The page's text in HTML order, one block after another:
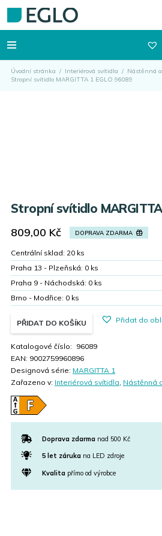
Úvodní stránka / Interiérová svítidla / Nástěnná
Stropní svítidlo MARGITTA 1 EGLO 96089
Stropní svítidlo
809,00 Kč DOPRAVA ZDARMA
Centrální sklad: 20 ks
Praha 13 - Plzeňská: 0 ks
Praha 9 - Náchodská: 0 ks
Brno - Modřice: 0 ks
PŘIDAT DO KOŠÍKU Přidat do
Katalogové číslo: 96089
EAN: 9002759960896
Designová série: MARGITTA 1
Zařazeno v: Interiérová svítidla Nástěnná
Doprava zdarma nad 500 Kč
5 let zárukana LED zdroje
Kvalitapřímo od výrobce